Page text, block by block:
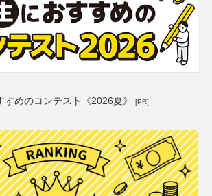
すめのコンテスト《2026夏》 [PR]